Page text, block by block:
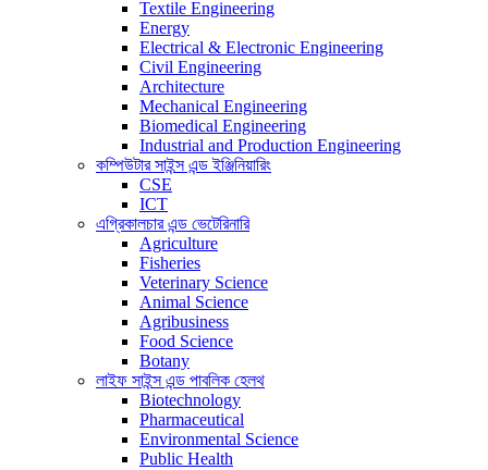
Textile Engineering
Energy
Electrical & Electronic Engineering
Civil Engineering
Architecture
Mechanical Engineering
Biomedical Engineering
Industrial and Production Engineering
কম্পিউটার সাইন্স এন্ড ইঞ্জিনিয়ারিং
CSE
ICT
এগ্রিকালচার এন্ড ভেটেরিনারি
Agriculture
Fisheries
Veterinary Science
Animal Science
Agribusiness
Food Science
Botany
লাইফ সাইন্স এন্ড পাবলিক হেলথ
Biotechnology
Pharmaceutical
Environmental Science
Public Health